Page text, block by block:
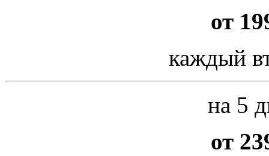
от
каждый
на 5
от